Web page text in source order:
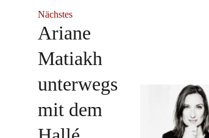
Nächstes
Ariane
Matiakh
unterwegs
mit dem